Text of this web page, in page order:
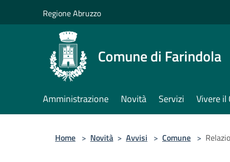
Regione Abruzzo
Comune di Farindola
Amministrazione Novità Servizi Vivere il
Home > Novità > Avvisi > Comune >